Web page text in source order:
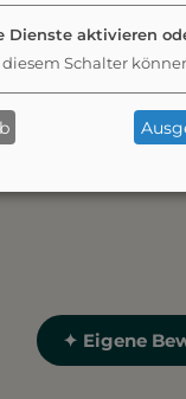
✦ Eigene
Dienste aktivieren
diesem Schalter